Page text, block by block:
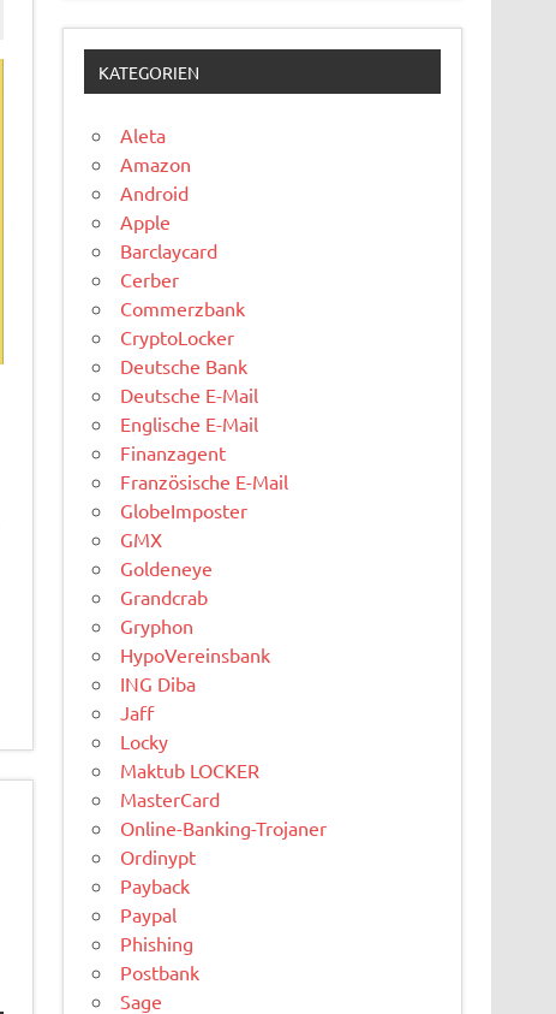
KATEGORIEN
Aleta
Amazon
Android
Apple
Barclaycard
Cerber
Commerzbank
CryptoLocker
Deutsche Bank
Deutsche E-Mail
Englische E-Mail
Finanzagent
Französische E-Mail
GlobeImposter
GMX
Goldeneye
Grandcrab
Gryphon
HypoVereinsbank
ING Diba
Jaff
Locky
Maktub LOCKER
MasterCard
Online-Banking-Trojaner
Ordinypt
Payback
Paypal
Phishing
Postbank
Sage